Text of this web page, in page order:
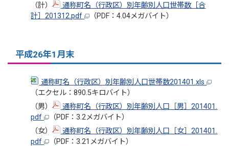
（計）
通称町名（行政区）別年齢別人口世帯数［合
計］201312.pdf
（PDF：4.04メガバイト）
平成26年1月末
通称町名（行政区）別年齢別人口世帯数201401.xls
（エクセル：890.5キロバイト）
（男）
通称町名（行政区）別年齢別人口［男］201401.
pdf
（PDF：3.2メガバイト）
（女）
通称町名（行政区）別年齢別人口［女］201401.
pdf
（PDF：3.21メガバイト）